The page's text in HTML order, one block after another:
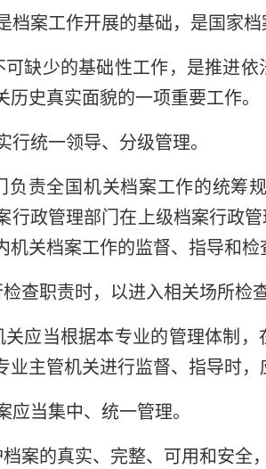
案工作开展的基础，是国家档
缺少的基础性工作，是推进
史真实面貌的一项重要工作。
统一领导、分级管理。
负责全国机关档案工作的统筹
行政管理部门在上级档案行政
关档案工作的监督、指导和检
查职责时，以进入相关场所
关应当根据本专业的管理体制
业主管机关进行监督、指导时，
当集中、统一管理。
案的真实、完整、可用和安全